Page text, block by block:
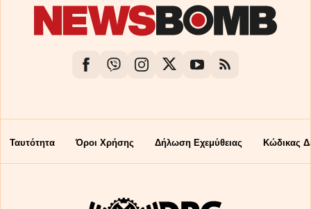
Ταυτότητα Όροι Χρήσης Δήλωση Εχεμύθειας Κώδικας